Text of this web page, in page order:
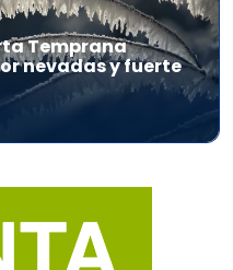
Temprana
nevadas y fuerte